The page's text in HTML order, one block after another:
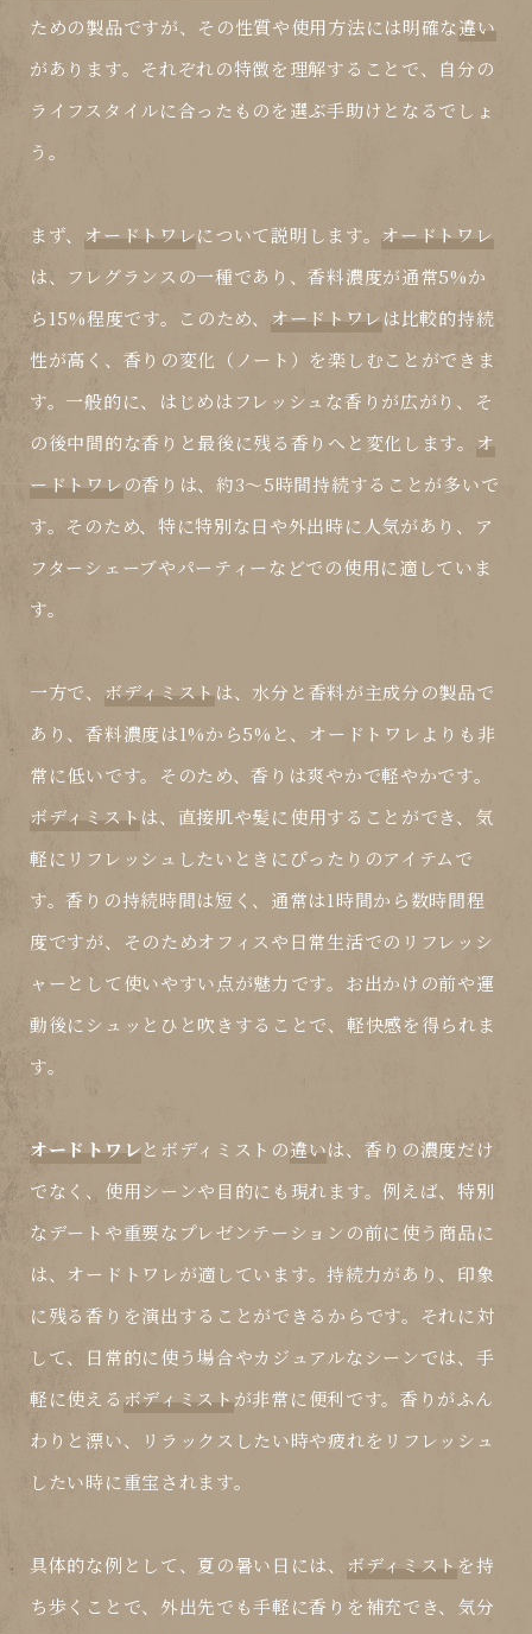
ための製品ですが、その性質や使用方法には明確な違い
があります。それぞれの特徴を理解することで、自分の
ライフスタイルに合ったものを選ぶ手助けとなるでしょ
う。
まず、 オードトワレについて説明します。 オードトワレ
は、フレグランスの一種であり、香料濃度が通常5%か
ら15%程度です。このため、 オードトワレは比較的持続
性が高く、香りの変化（ノート）を楽しむことができま
す。一般的に、はじめはフレッシュな香りが広がり、そ
の後中間的な香りと最後に残る香りへと変化します。 オ
ードトワレの香りは、約3～5時間持続することが多いで
す。そのため、特に特別な日や外出時に人気があり、ア
フターシェーブやパーティーなどでの使用に適していま
す。
一方で、 ボディミスト は、水分と香料が主成分の製品で
あり、香料濃度は1%から5%と、 オードトワレよりも非
常に低いです。そのため、香りは爽やかで軽やかです。
ボディミスト は、直接肌や髪に使用することができ、気
軽にリフレッシュしたいときにぴったりのアイテムで
す。香りの持続時間は短く、通常は1時間から数時間程
度ですが、そのためオフィスや日常生活でのリフレッシ
ャーとして使いやすい点が魅力です。お出かけの前や運
動後にシュッとひと吹きすることで、軽快感を得られま
す。
オードトワレと ボディミスト の違いは、香りの濃度だけ
でなく、使用シーンや目的にも現れます。例えば、特別
なデートや重要なプレゼンテーションの前に使う商品に
は、 オードトワレが適しています。持続力があり、印象
に残る香りを演出することができるからです。それに対
して、日常的に使う場合やカジュアルなシーンでは、手
軽に使える ボディミスト が非常に便利です。香りがふん
わりと漂い、リラックスしたい時や疲れをリフレッシュ
したい時に重宝されます。
具体的な例として、夏の暑い日には、 ボディミスト を持
ち歩くことで、外出先でも手軽に香りを補充でき、気分